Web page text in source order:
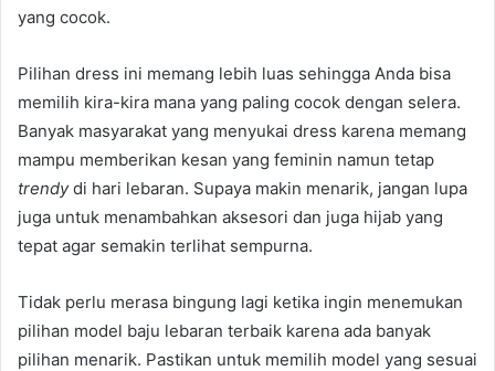
yang cocok.
Pilihan dress ini memang lebih luas sehingga Anda bisa
memilih kira-kira mana yang paling cocok dengan selera.
Banyak masyarakat yang menyukai dress karena memang
mampu memberikan kesan yang feminin namun tetap
trendydi hari lebaran. Supaya makin menarik, jangan lupa
juga untuk menambahkan aksesori dan juga hijab yang
tepat agar semakin terlihat sempurna.
Tidak perlu merasa bingung lagi ketika ingin menemukan
pilihan model baju lebaran terbaik karena ada banyak
pilihan menarik. Pastikan untuk memilih model yang sesuai